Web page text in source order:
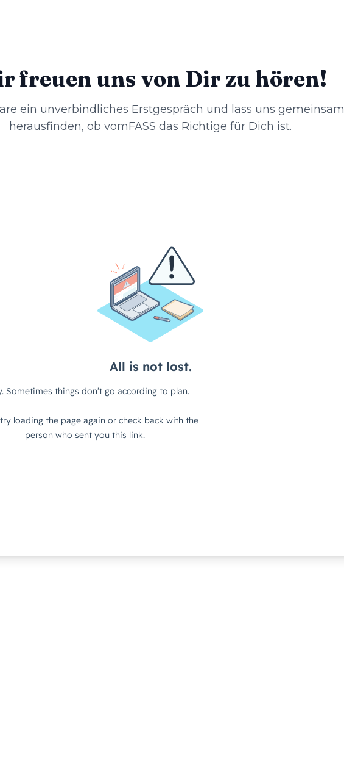
freuen uns von Dir zu hören!
ein unverbindliches Erstgespräch und lass uns gemeinsam
herausfinden, ob vomFASS das Richtige für Dich ist.